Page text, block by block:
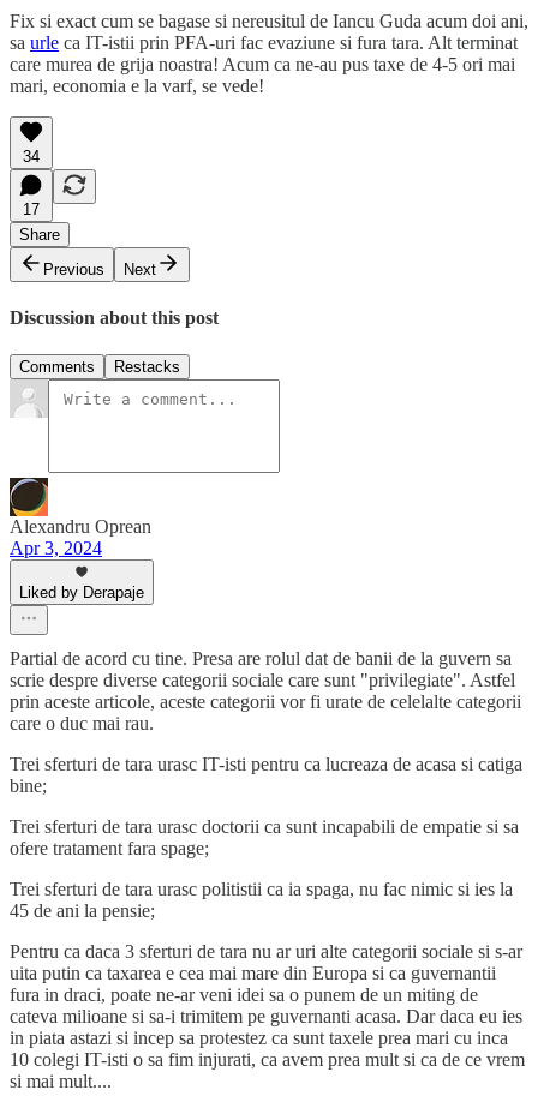
Fix si exact cum se bagase si nereusitul de Iancu Guda acum doi ani,
sa urle ca IT-istii prin PFA-uri fac evaziune si fura tara. Alt terminat
care murea de grija noastra! Acum ca ne-au pus taxe de 4-5 ori mai
mari, economia e la varf, se vede!
34
17
Share
Previous
Next
Discussion about this post
Comments Restacks
Alexandru Oprean
Apr 3, 2024
Liked by Derapaje
Partial de acord cu tine. Presa are rolul dat de banii de la guvern sa
scrie despre diverse categorii sociale care sunt "privilegiate". Astfel
prin aceste articole, aceste categorii vor fi urate de celelalte categorii
care o duc mai rau.
Trei sferturi de tara urasc IT-isti pentru ca lucreaza de acasa si catiga
bine;
Trei sferturi de tara urasc doctorii ca sunt incapabili de empatie si sa
ofere tratament fara spage;
Trei sferturi de tara urasc politistii ca ia spaga, nu fac nimic si ies la
45 de ani la pensie;
Pentru ca daca 3 sferturi de tara nu ar uri alte categorii sociale si s-ar
uita putin ca taxarea e cea mai mare din Europa si ca guvernantii
fura in draci, poate ne-ar veni idei sa o punem de un miting de
cateva milioane si sa-i trimitem pe guvernanti acasa. Dar daca eu ies
in piata astazi si incep sa protestez ca sunt taxele prea mari cu inca
10 colegi IT-isti o sa fim injurati, ca avem prea mult si ca de ce vrem
si mai mult....